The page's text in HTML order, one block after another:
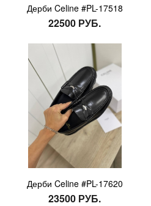
Дерби Celine #PL-17518
22500 РУБ.
Дерби Celine #PL-17620
23500 РУБ.